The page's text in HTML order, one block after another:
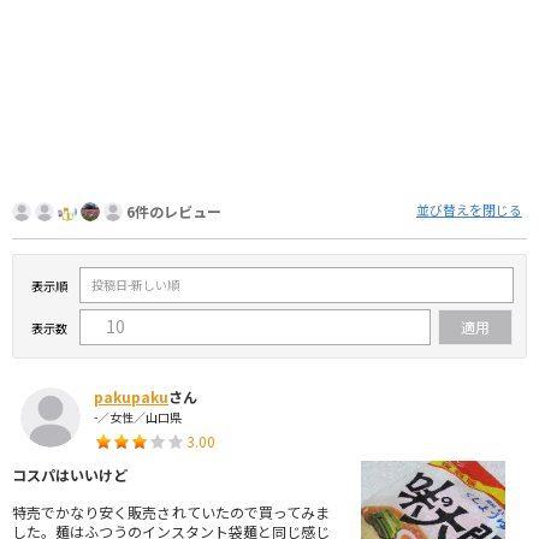
6件のレビュー 並び替えを閉じる
表示順
表示数
pakupakuさん
-／女性／山口県
3.00
コスパはいいけど
特売でかなり安く販売されていたので買ってみま
した。麺はふつうのインスタント袋麺と同じ感じ